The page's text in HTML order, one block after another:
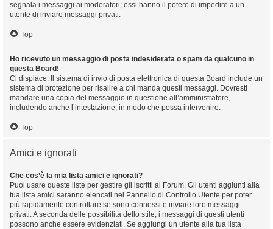
segnala i messaggi ai moderatori; essi hanno il potere di impedire a un
utente di inviare messaggi privati​​.
Top
Ho ricevuto un messaggio di posta indesiderata o spam da qualcuno in
questa Board!
Ci dispiace. Il sistema di invio di posta elettronica di questa Board include un
sistema di protezione per risalire a chi manda questi messaggi. Dovresti
mandare una copia del messaggio in questione all’amministratore,
includendo anche l’intestazione, in modo che possa intervenire.
Top
Amici e ignorati
Che cos’è la mia lista amici e ignorati?
Puoi usare queste liste per gestire gli iscritti al Forum. Gli utenti aggiunti alla
tua lista amici saranno elencati nel Pannello di Controllo Utente per poter
più rapidamente controllare se sono connessi e inviare loro messaggi
privati. A seconda delle possibilità dello stile, i messaggi di questi utenti
possono anche essere evidenziati. Se aggiungi un utente alla tua lista